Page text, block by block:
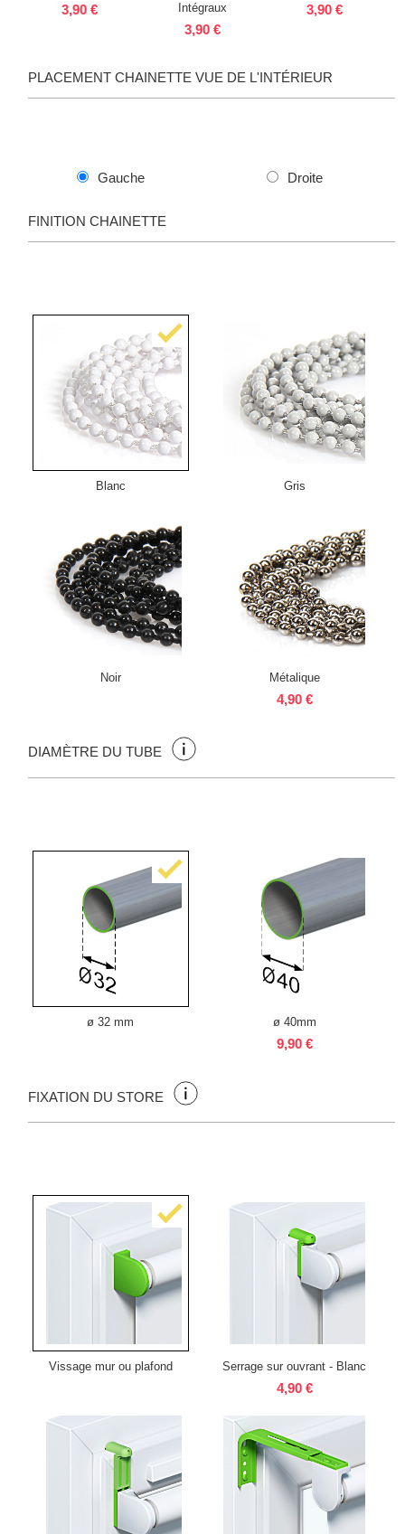
3,90 €
Intégraux
3,90 €
3,90 €
PLACEMENT CHAINETTE VUE DE L'INTÉRIEUR
Gauche Droite
FINITION CHAINETTE
Blanc Gris
Noir Métalique
4,90 €
DIAMÈTRE DU TUBE
ø 32 mm ø 40mm
9,90 €
FIXATION DU STORE
Vissage mur ou plafond Serrage sur ouvrant - Blanc
4,90 €